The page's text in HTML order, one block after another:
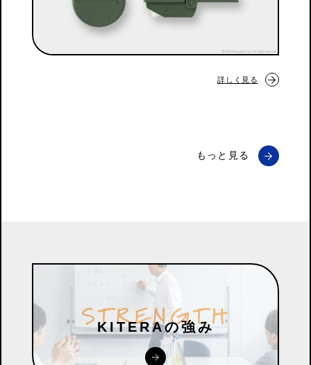
詳しく見る
もっと見る
STRENGTH
KITERAの強み